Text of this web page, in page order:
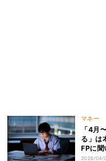
マネー
「4月
る」は
FPに聞
2026/04/